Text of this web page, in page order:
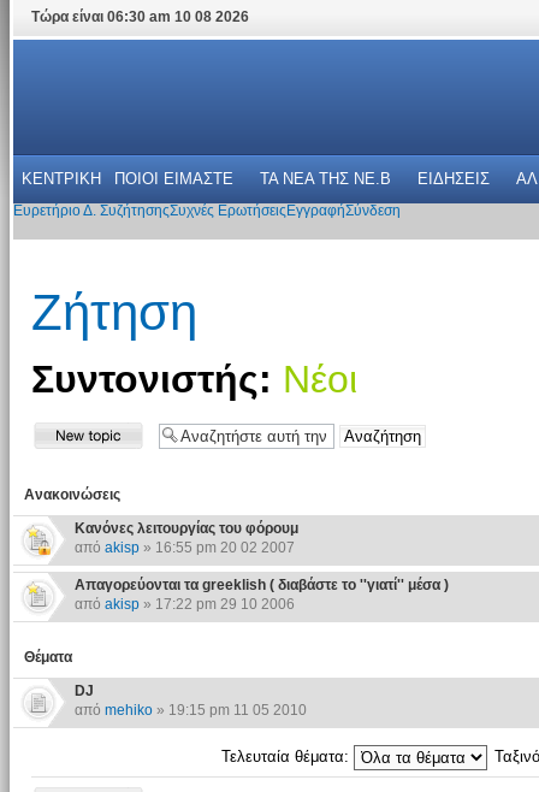
Τώρα είναι 06:30 am 10 08 2026
ΚΕΝΤΡΙΚΗ ΠΟΙΟΙ ΕΙΜΑΣΤΕ ΤΑ ΝΕΑ THΣ NE.B ΕΙΔΗΣΕΙΣ
Ευρετήριο Δ. ΣυζήτησηςΣυχνές Ερωτήσεις ΕγγραφήΣύνδεση
Ζήτηση
Συντονιστής: Νέοι
Ανακοινώσεις
Κανόνες λειτουργίας του φόρουμ
από akisp» 16:55 pm 20 02 2007
Απαγορεύονται τα greeklish ( διαβάστε το ''γιατί'' μέσα )
από akisp» 17:22 pm 29 10 2006
Θέματα
DJ
από mehiko» 19:15 pm 11 05 2010
Τελευταία θέματα: